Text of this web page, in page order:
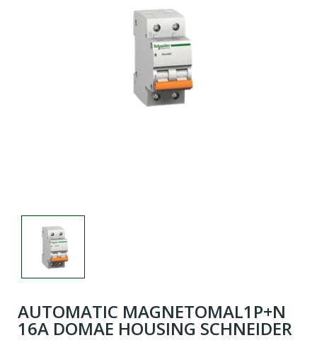
AUTOMATIC MAGNETOMAL1P+N
16A DOMAE HOUSING SCHNEIDER